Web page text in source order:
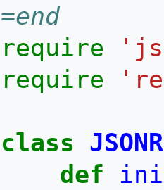
=end
require
require
class
def